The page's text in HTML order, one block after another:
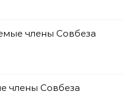
члены Совбеза
члены Совбеза